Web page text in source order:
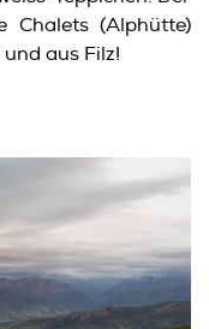
Chalets (Alphütte)
aus Filz!